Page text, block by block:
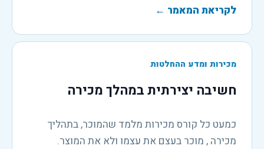
לקריאת המאמר ←
מכירות ומדע ההחלטות
חשיבה יצירתית במהלך מכירה
כמעט כל קורס מכירות מלמד שהמוכר, בתהליך
מכירה , מוכר בעצם את עצמו ולא את המוצר.